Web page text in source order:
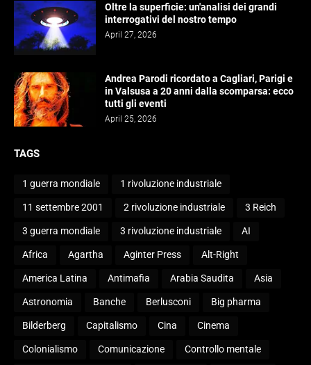
Oltre la superficie: un'analisi dei grandi
interrogativi del nostro tempo
April 27, 2026
Andrea Parodi ricordato a Cagliari, Parigi e
in Valsusa a 20 anni dalla scomparsa: ecco
tutti gli eventi
April 25, 2026
TAGS
1 guerra mondiale 1 rivoluzione industriale
11 settembre 2001 2 rivoluzione industriale 3 Reich
3 guerra mondiale 3 rivoluzione industriale AI
Africa Agartha Aginter Press Alt-Right
America Latina Antimafia Arabia Saudita Asia
Astronomia Banche Berlusconi Big pharma
Bilderberg Capitalismo Cina Cinema
Colonialismo Comunicazione Controllo mentale